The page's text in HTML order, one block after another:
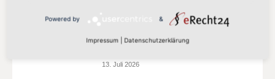
„Europa darf seinen Zahlungsverkehr
13. Juli 2026
Powered by &
Impressum Datenschutzerklärung